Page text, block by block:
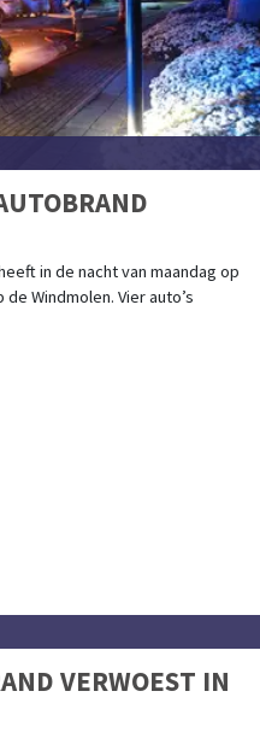
in de nacht van maandag op
Windmolen. Vier auto’s
VERWOEST IN